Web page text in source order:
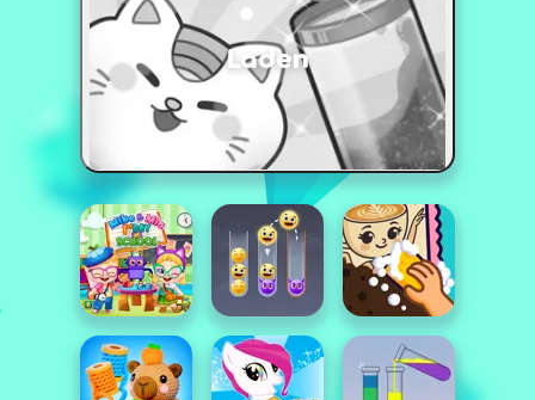
Laden